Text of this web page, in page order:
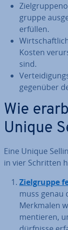
grup­pe
erfüllen.
Kosten
sind.
gegenüber
Wie
Unique
Eine Unique
in vier Schritten
Ziel­grup­pe
muss genau
Merkmalen
men­tie­ren,